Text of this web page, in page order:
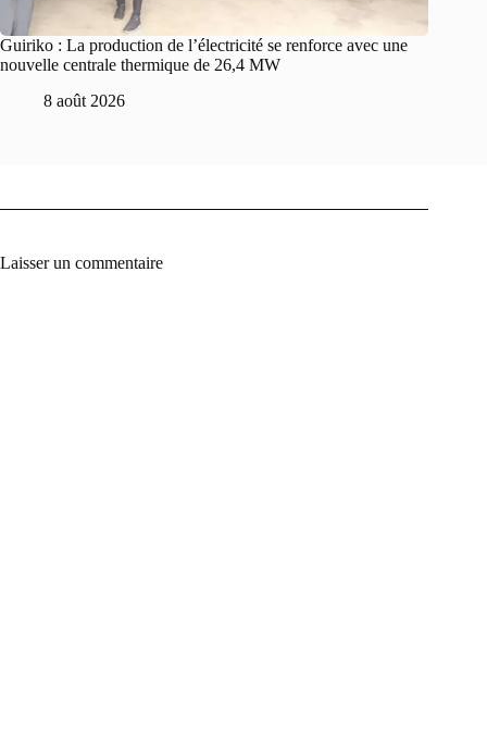
Guiriko : La production de l’électricité se renforce avec une
nouvelle centrale thermique de 26,4 MW
8 août 2026
Laisser un commentaire